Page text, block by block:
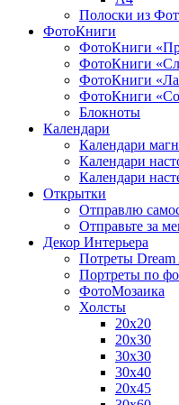
Полоски из
ФотоКниги
ФотоКниги
ФотоКниги
ФотоКниги
ФотоКниги
Блокноты
Календари
Календари
Календари
Календари
Открытки
Отправлю
Отправьте за
Декор Интерьера
Потреты Dream
Портреты по
ФотоМозаика
Холсты
20х20
20х30
30х30
30х40
20х45